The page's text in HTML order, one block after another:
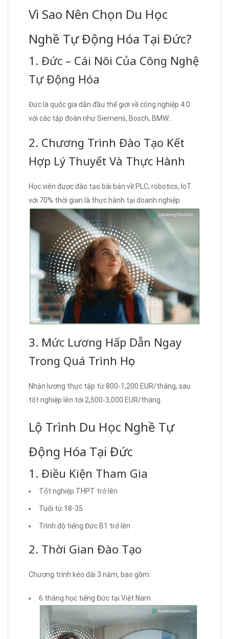
Vì Sao Nên Chọn Du Học
Nghề Tự Động Hóa Tại Đức?
1. Đức – Cái Nôi Của Công Nghệ
Tự Động Hóa
Đức là quốc gia dẫn đầu thế giới về công nghiệp 4.0
với các tập đoàn như Siemens, Bosch, BMW…
2. Chương Trình Đào Tạo Kết
Hợp Lý Thuyết Và Thực Hành
Học viên được đào tạo bài bản về PLC, robotics, IoT
với 70% thời gian là thực hành tại doanh nghiệp.
3. Mức Lương Hấp Dẫn Ngay
Trong Quá Trình Học
Nhận lương thực tập từ 800-1,200 EUR/tháng, sau
tốt nghiệp lên tới 2,500-3,000 EUR/tháng.
Lộ Trình Du Học Nghề Tự
Động Hóa Tại Đức
1. Điều Kiện Tham Gia
Tốt nghiệp THPT trở lên
Tuổi từ 18-35
Trình độ tiếng Đức B1 trở lên
2. Thời Gian Đào Tạo
Chương trình kéo dài 3 năm, bao gồm:
6 tháng học tiếng Đức tại Việt Nam